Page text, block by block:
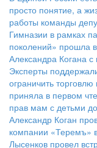
просто понятие, а
работы команды
Гимназии в рамках
поколений» прошла
Александра Когана
Эксперты
ограничить
приняла в первом
прав мам с детьми
Александр Коган
компании «Теремъ»
Лысенков провел